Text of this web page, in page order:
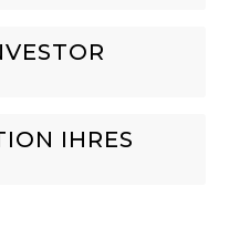
IHRES